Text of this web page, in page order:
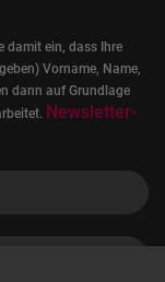
damit ein, dass Ihre
Vorname, Name,
dann auf Grundlage
Newsletter-